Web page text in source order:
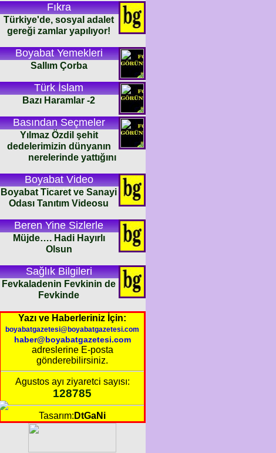
Fıkra
Türkiye'de, sosyal adalet
gereği zamlar yapılıyor!
Boyabat Yemekleri
Sallım Çorba
Türk İslam
Bazı Haramlar -2
Basından Seçmeler
Yılmaz Özdil şehit
dedelerimizin dünyanın
nerelerinde yattığını
Boyabat Video
Görüntüleri
Boyabat Ticaret ve Sanayi
Odası Tanıtım Videosu
Beren Yine Sizlerle
Müjde…. Hadi Hayırlı
Olsun
Sağlık Bilgileri
Fevkaladenin Fevkinin de
Fevkinde
Yazı ve Haberleriniz İçin:
boyabatgazetesi@boyabatgazetesi.com
haber@boyabatgazetesi.com
adreslerine E-posta
gönderebilirsiniz.
Agustos ayı ziyaretci sayısı:
128785
Tasarım: DtGaNi